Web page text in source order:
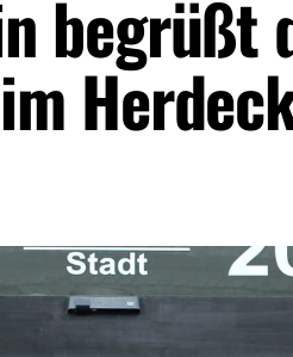
begrüßt